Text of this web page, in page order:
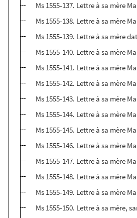
Ms 1555-137. Lettre à sa mère
Ms 1555-138. Lettre à sa mère
Ms 1555-139. Lettre à sa mère
Ms 1555-140. Lettre à sa mère
Ms 1555-141. Lettre à sa mère
Ms 1555-142. Lettre à sa mère
Ms 1555-143. Lettre à sa mère
Ms 1555-144. Lettre à sa mère
Ms 1555-145. Lettre à sa mère
Ms 1555-146. Lettre à sa mère
Ms 1555-147. Lettre à sa mère
Ms 1555-148. Lettre à sa mère
Ms 1555-149. Lettre à sa mère
Ms 1555-150. Lettre à sa mère,